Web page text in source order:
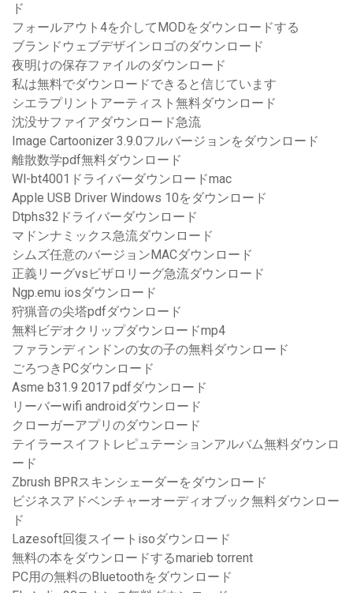
ド
フォールアウト4を介してMODをダウンロードする
ブランドウェブデザインロゴのダウンロード
夜明けの保存ファイルのダウンロード
私は無料でダウンロードできると信じています
シエラプリントアーティスト無料ダウンロード
沈没サファイアダウンロード急流
Image Cartoonizer 3.9.0フルバージョンをダウンロード
離散数学pdf無料ダウンロード
Wl-bt4001ドライバーダウンロードmac
Apple USB Driver Windows 10をダウンロード
Dtphs32ドライバーダウンロード
マドンナミックス急流ダウンロード
シムズ任意のバージョンMACダウンロード
正義リーグvsビザロリーグ急流ダウンロード
Ngp.emu iosダウンロード
狩猟音の尖塔pdfダウンロード
無料ビデオクリップダウンロードmp4
ファランディンドンの女の子の無料ダウンロード
ごろつきPCダウンロード
Asme b31.9 2017 pdfダウンロード
リーバーwifi androidダウンロード
クローガーアプリのダウンロード
テイラースイフトレピュテーションアルバム無料ダウンロ
ード
Zbrush BPRスキンシェーダーをダウンロード
ビジネスアドベンチャーオーディオブック無料ダウンロー
ド
Lazesoft回復スイートisoダウンロード
無料の本をダウンロードするmarieb torrent
PC用の無料のBluetoothをダウンロード